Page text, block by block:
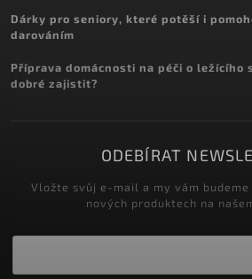
Dárky pro seniory, které potěší i
darováním
Příprava domácnosti na péči o ležícího
dobré zajistit?
ODEBÍRAT
Vložte svůj e-mail a my vám
nových produktech na